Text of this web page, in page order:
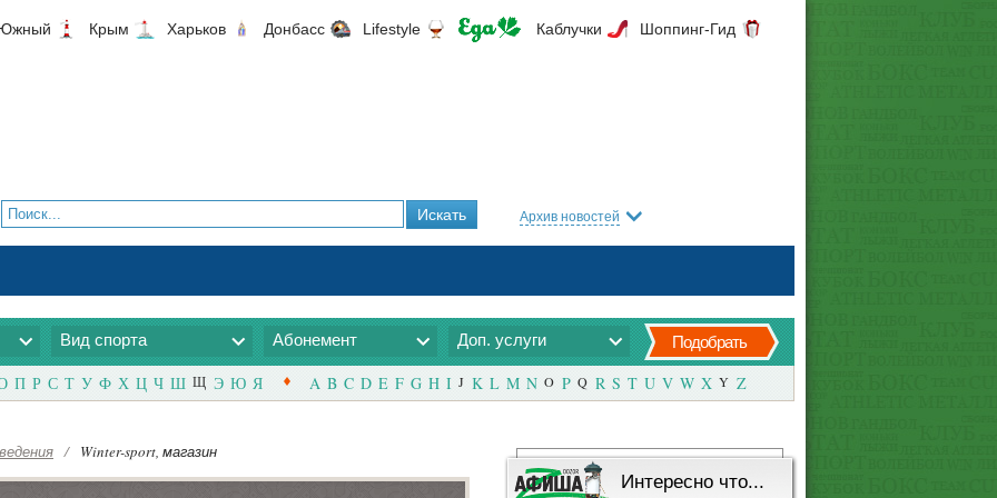
Крым Харьков Донбасс Lifestyle Каблучки Шоппинг-Гид
Архив новостей
Вид спорта Абонемент Доп. услуги Подобрать
П Р С Т У Ф Х Ц Ч Ш Щ Э Ю Я A B C D E F G H I J K L M N O P Q R S T U V W X Y Z
/ Winter-sport, магазин
Интересно что...